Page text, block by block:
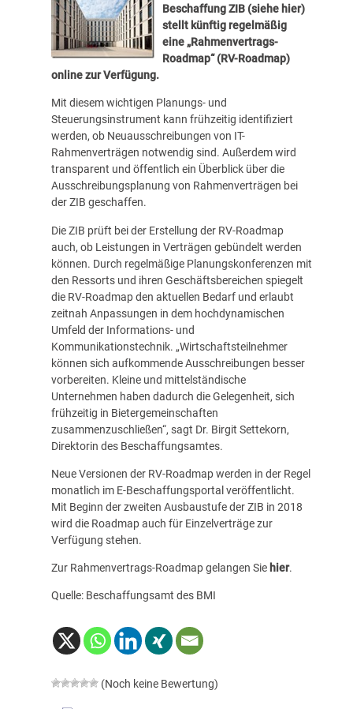
Beschaffung ZIB (siehe hier)
stellt künftig regelmäßig
eine „Rahmenvertrags-
Roadmap“ (RV-Roadmap)
online zur Verfügung.
Mit diesem wichtigen Planungs- und
Steuerungsinstrument kann frühzeitig identifiziert
werden, ob Neuausschreibungen von IT-
Rahmenverträgen notwendig sind. Außerdem wird
transparent und öffentlich ein Überblick über die
Ausschreibungsplanung von Rahmenverträgen bei
der ZIB geschaffen.
Die ZIB prüft bei der Erstellung der RV-Roadmap
auch, ob Leistungen in Verträgen gebündelt werden
können. Durch regelmäßige Planungskonferenzen mit
den Ressorts und ihren Geschäftsbereichen spiegelt
die RV-Roadmap den aktuellen Bedarf und erlaubt
zeitnah Anpassungen in dem hochdynamischen
Umfeld der Informations- und
Kommunikationstechnik. „Wirtschaftsteilnehmer
können sich aufkommende Ausschreibungen besser
vorbereiten. Kleine und mittelständische
Unternehmen haben dadurch die Gelegenheit, sich
frühzeitig in Bietergemeinschaften
zusammenzuschließen“, sagt Dr. Birgit Settekorn,
Direktorin des Beschaffungsamtes.
Neue Versionen der RV-Roadmap werden in der Regel
monatlich im E-Beschaffungsportal veröffentlicht.
Mit Beginn der zweiten Ausbaustufe der ZIB in 2018
wird die Roadmap auch für Einzelverträge zur
Verfügung stehen.
Zur Rahmenvertrags-Roadmap gelangen Sie hier.
Quelle: Beschaffungsamt des BMI
(Noch keine Bewertung)